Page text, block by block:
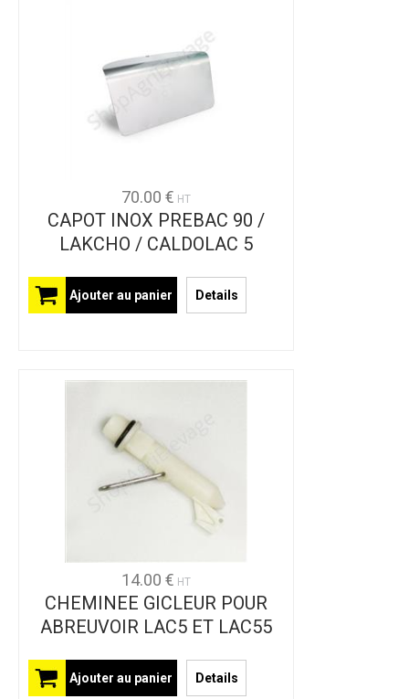
70.00 € HT
CAPOT INOX PREBAC 90 /
LAKCHO / CALDOLAC 5
Ajouter au panier Details
14.00 € HT
CHEMINEE GICLEUR POUR
ABREUVOIR LAC5 ET LAC55
Ajouter au panier Details